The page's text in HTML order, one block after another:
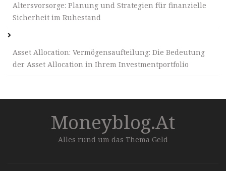
Altersvorsorge: Planung und Strategien für finanzielle
Sicherheit im Ruhestand
Asset Allocation: Vermögensaufteilung: Die Bedeutung
der Asset Allocation in Ihrem Investmentportfolio
Moneyblog.at
Alles rund um das Thema Geld